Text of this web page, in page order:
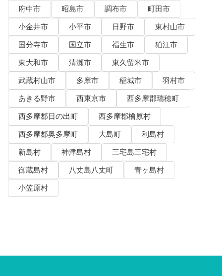
府中市
昭島市 調布市
町田市
小金井市
小平市 日野市
東村山市
国分寺市
国立市 福生市
狛江市
東大和市
清瀬市
東久留米市
武蔵村山市
多摩市 稲城市
羽村市
あきる野市
西東京市
西多摩郡瑞穂町
西多摩郡日の出町
西多摩郡檜原村
西多摩郡奥多摩町
大島町
利島村
新島村
神津島村
三宅島三宅村
御蔵島村
八丈島八丈町
青ヶ島村
小笠原村